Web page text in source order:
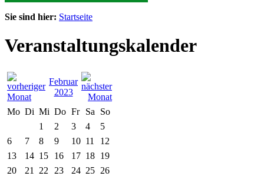
Sie sind hier: Startseite
Veranstaltungskalender
Februar
2023
Mo Di Mi Do Fr Sa
So
1
2 3 4
5
6
7 8 9 10 11
12
13
14 15 16 17 18 19
20
21 22 23 24 25 26